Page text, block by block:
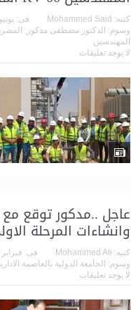
كتبه: Mohammed Said فى: يونيو 13, 2019
وسوم: الدكتور مصطفى مدكور
المهندسين
لا يوجد تعليقات
عاجل ..مدكور توقع مع
وانشاءات المرحلة
كتبه: Mohammed Ali فى: فبراير 13, 2019
وسوم: الجامعة الدولية بالعاصمة
لا يوجد تعليقات